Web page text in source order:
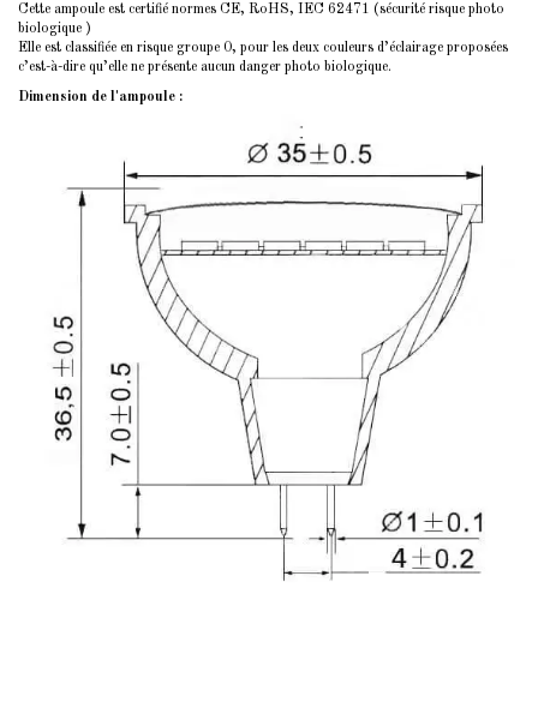
Cette ampoule est certifié normes CE, RoHS, IEC 62471 (sécurité risque photo
biologique )
Elle est classifiée en risque groupe 0, pour les deux couleurs d’éclairage proposées
c’est-à-dire qu’elle ne présente aucun danger photo biologique.
Dimension de l'ampoule :